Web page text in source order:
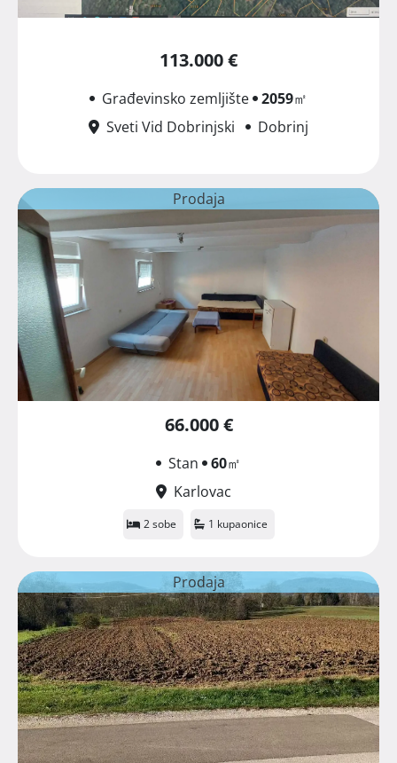
113.000 €
Građevinsko zemljište 2059㎡
Sveti Vid Dobrinjski
Dobrinj
Prodaja
66.000 €
Stan 60㎡
Karlovac
2 sobe 1 kupaonice
Prodaja